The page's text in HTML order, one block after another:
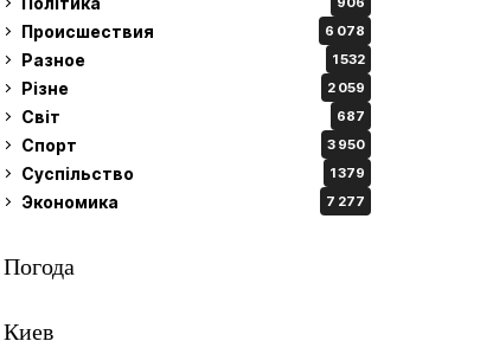
Происшествия 6 078
Разное 1 532
Різне 2 059
Світ 687
Спорт 3 950
Суспільство 1 379
Экономика 7 277
Погода
Киев